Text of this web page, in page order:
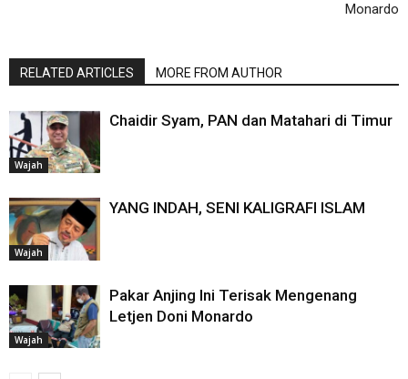
Monardo
RELATED ARTICLES MORE FROM AUTHOR
Wajah
Chaidir Syam, PAN dan Matahari di Timur
Wajah
YANG INDAH, SENI KALIGRAFI ISLAM
Wajah
Pakar Anjing Ini Terisak Mengenang
Letjen Doni Monardo